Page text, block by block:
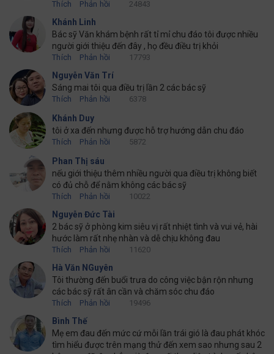
Thích Phản hồi 24843
Khánh Linh
Bác sỹ Văn khám bệnh rất tỉ mỉ chu đáo tôi được nhiều
người giới thiệu đến đây , họ đều điều trị khỏi
Thích Phản hồi 17793
Nguyễn Văn Trí
Sáng mai tôi qua điều trị lần 2 các bác sỹ
Thích Phản hồi 6378
Khánh Duy
tôi ở xa đến nhưng được hỗ trợ hướng dẫn chu đáo
Thích Phản hồi 5872
Phan Thị sáu
nếu giới thiệu thêm nhiều người qua điều trị không biết
có đủ chỗ để nằm không các bác sỹ
Thích Phản hồi 10022
Nguyễn Đức Tài
2 bác sỹ ở phòng kim siêu vị rất nhiệt tình và vui vẻ, hài
hước làm rất nhẹ nhàn và dễ chịu không đau
Thích Phản hồi 11620
Hà Văn NGuyên
Tôi thường đến buổi trưa do công việc bận rộn nhưng
các bác sỹ rất ân cần và chăm sóc chu đáo
Thích Phản hồi 19496
Bình Thế
Mẹ em đau đến mức cứ mỗi lần trái gió là đau phát khóc
tìm hiểu được trên mạng thử đến xem sao nhưng sau 2